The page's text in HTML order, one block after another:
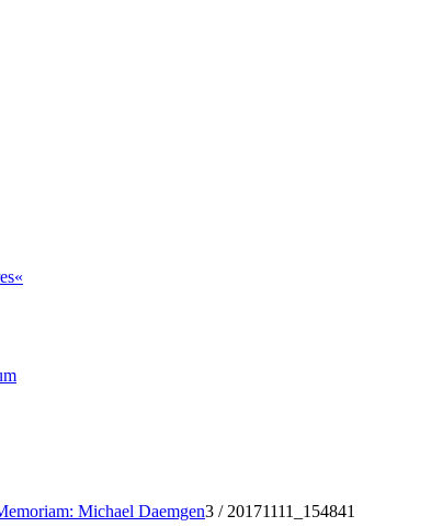
Michael Daemgen3 / 20171111_154841